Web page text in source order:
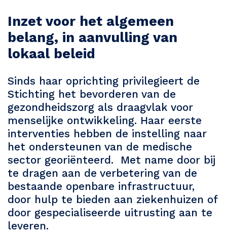
Inzet voor het algemeen
belang, in aanvulling van
lokaal beleid
Sinds haar oprichting privilegieert de
Stichting het bevorderen van de
gezondheidszorg als draagvlak voor
menselijke ontwikkeling. Haar eerste
interventies hebben de instelling naar
het ondersteunen van de medische
sector georiënteerd. Met name door bij
te dragen aan de verbetering van de
bestaande openbare infrastructuur,
door hulp te bieden aan ziekenhuizen of
door gespecialiseerde uitrusting aan te
leveren.